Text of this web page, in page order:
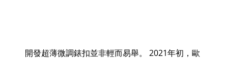
開發超薄微調錶扣並非輕而易舉。 2021年初，歐